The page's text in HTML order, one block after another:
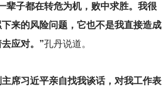
辈子都在转危为机，败中求胜。我很
来的风险问题，它也不是我直接造成
应对。”孔丹说道。
席习近平亲自找我谈话，对我工作表